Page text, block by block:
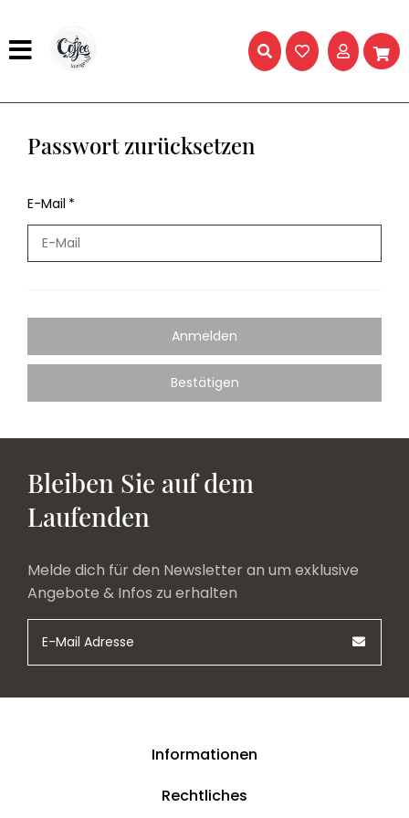
Passwort zurücksetzen
E-Mail
Anmelden
Bestätigen
Bleiben Sie auf dem
Laufenden
Melde dich für den Newsletter an um exklusive
Angebote & Infos zu erhalten
Informationen
Rechtliches